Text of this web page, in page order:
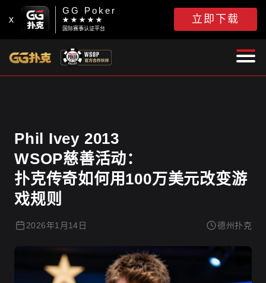
x
GG Poker
★ ★ ★ ★ ★
国际赛事认证平台
立即下载
Phil Ivey 2013
WSOP慈善活动：
扑克传奇如何用100万美元改变游
戏规则
2026年1月14日 德州扑克